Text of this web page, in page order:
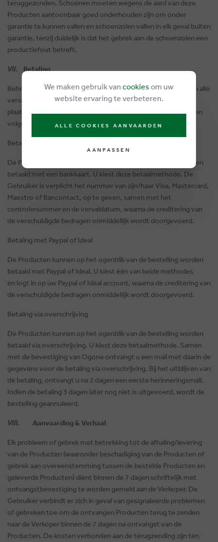
teruggezonden. Schoenen moeten wegens de aard van deze
Producten aantoonbaar goed onderhouden zijn om onder
garantie te kunnen vallen en schoenzolen vallen in elk geval buiten
garantie, tenzij duidelijk is dat het gebrek aan de schoenzolen een
productiefout betreft.
VII. Betaling
Behoudens andersluidende overeenkomst tussen Partijen zijn alle
verschuldigde bedragen betaalbaar door de Gebruiker bij het
plaatsen van de bestelling. De Gebruiker heeft de keuze tussen
volgende manieren van betaling:
Betaling met een bankkaart
De Producten kunnen op het ogenblik van de bestelling worden
betaald met een bankkaart. U kiest deze betaalmethode. De
Gebruiker is verplicht het nummer van zijn/haar Visa, Mastercard,
Maestro of Bancontact, op te geven, samen met het
controlenummer en de vervaldatum, waarna de creditering van
de verschuldigde bedragen onmiddellijk wordt doorgevoerd.
Betaling met Paypal of Ideal
De Producten kunnen op het ogenblik van de bestelling worden
betaald met Paypal of Ideal. U kiest één van beide methodes
en logt in op uw Paypal of Ideal account, waarna de creditering van
de verschuldigde bedragen onmiddellijk wordt doorgevoerd.
Betaling via overschrijving
De Producten kunnen op het ogenblik van de bestelling worden
betaald via overschrijving. U kiest deze betaalmethode. Samen
met de bevestiging van Ogone ontvangt u een mail met daarin de
gegevens voor de betaling via overschrijving. Bij het uitblijven van
de betaling, ontvangt u na 2 dagen een eerste herinneringsmail.
Indien de betaling 3 dagen later nog niet is uitgevoerd, wordt de
bestelling geannuleerd.
VIII. Aanvaarding & Verhaal
Elk probleem of gebrek met betrekking tot de afhaling/levering
van de Producten (waaronder beschadiging van de Producten of
gebrek aan overeenstemming tussen de bestelde Producten en
geleverde Producten) dient binnen de 7 dagen schriftelijk met
ontvangstbevestiging te worden gemeld aan de Verkoper. De
Gebruiker verbindt er zich in geval van gesignaleerde problemen
of gebreken toe om de ontvangen Producten terug te zenden
naar de Verkoper binnen de 7 dagen na ontvangst van de
Producten. De kosten verbonden aan de terugzending zijn ten
We maken gebruik van cookies om uw
website ervaring te verbeteren.
ALLE COOKIES AANVAARDEN
AANPASSEN